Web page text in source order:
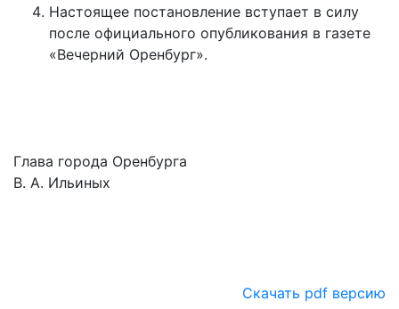
Настоящее постановление вступает в силу
после официального опубликования в газете
«Вечерний Оренбург».
Глава города Оренбурга
В. А. Ильиных
Скачать pdf версию